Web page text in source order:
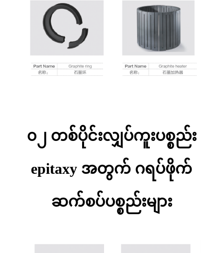
၀၂ တစ်ပိုင်းလျှပ်ကူးပစ္စည်း
epitaxy အတွက် ဂရပ်ဖိုက်
ဆက်စပ်ပစ္စည်းများ